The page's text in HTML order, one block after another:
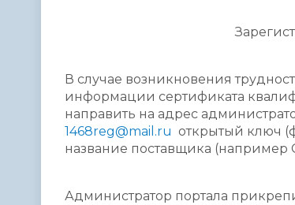
В случае возникновения
информации сертификата
направить на адрес
1468reg@mail.ru открытый ключ
название поставщика
Администратор портала